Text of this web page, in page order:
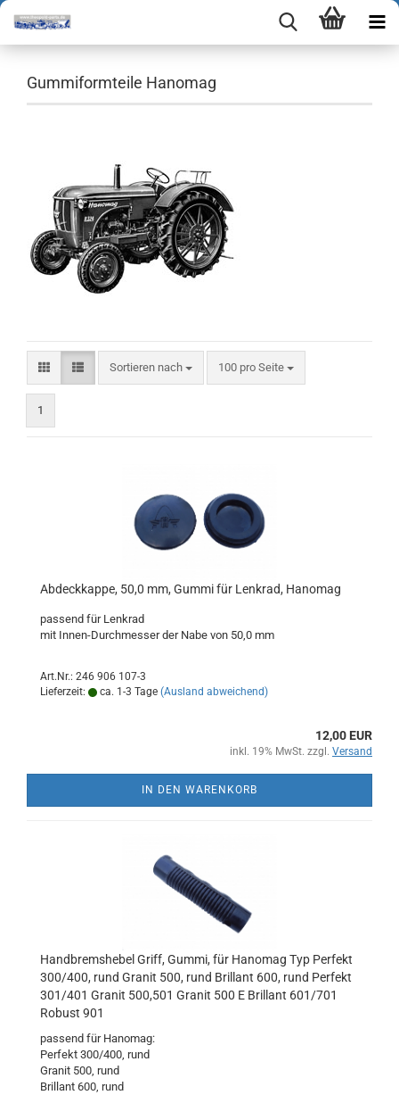
Gummiformteile Hanomag
Sortieren nach
Sortieren nach 100 pro Seite
pro Seite
1
Abdeckkappe, 50,0 mm, Gummi für Lenkrad, Hanomag
passend für Lenkrad
mit Innen-Durchmesser der Nabe von 50,0 mm
Art.Nr.: 246 906 107-3
Lieferzeit:
ca. 1-3 Tage (Ausland abweichend)
12,00 EUR
inkl. 19% MwSt. zzgl. Versand
IN DEN WARENKORB
Handbremshebel Griff, Gummi, für Hanomag Typ Perfekt
300/400, rund Granit 500, rund Brillant 600, rund Perfekt
301/401 Granit 500,501 Granit 500 E Brillant 601/701
Robust 901
passend für Hanomag:
Perfekt 300/400, rund
Granit 500, rund
Brillant 600, rund